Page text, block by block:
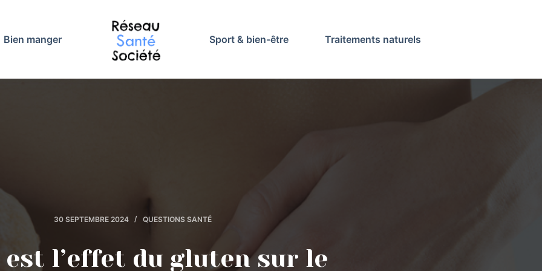
Bien manger Sport & bien-être Traitements naturels
30 SEPTEMBRE 2024 QUESTIONS SANTÉ
est l’effet du gluten sur le